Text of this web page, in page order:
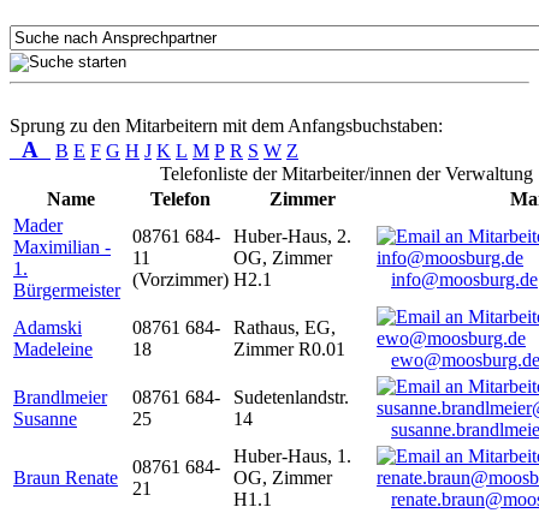
Sprung zu den Mitarbeitern mit dem Anfangsbuchstaben:
A B E F G H J K L M P R S W Z
Telefonliste der Mitarbeiter/innen der Verwaltung
Name
Telefon Zimmer
Mader
Maximilian -
1.
Bürgermeister
08761 684-
11
(Vorzimmer)
Huber-Haus, 2.
OG, Zimmer
H2.1
info@moosburg.de
Adamski
Madeleine
08761 684-
18
Rathaus, EG,
Zimmer R0.01
ewo@moosburg.de
Brandlmeier
Susanne
08761 684-
25
Sudetenlandstr.
14
Braun Renate
08761 684-
21
Huber-Haus, 1.
OG, Zimmer
H1.1